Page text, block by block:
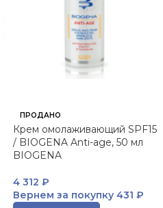
ПРОДАНО
Крем омолаживающий SPF15
/ BIOGENA Anti-age, 50 мл
BIOGENA
4 312 ₽
Вернем за покупку 431 ₽